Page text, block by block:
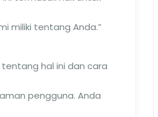
miliki tentang Anda.”
hal ini dan cara
pengguna. Anda